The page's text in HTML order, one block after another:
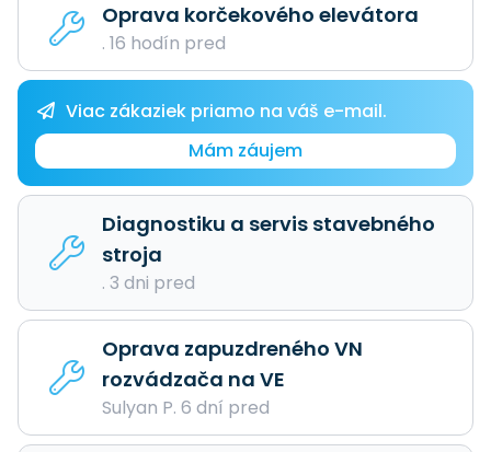
Oprava korčekového elevátora
. 16 hodín pred
Viac zákaziek priamo na váš e-mail.
Mám záujem
Diagnostiku a servis stavebného
stroja
. 3 dni pred
Oprava zapuzdreného VN
rozvádzača na VE
Sulyan P. 6 dní pred